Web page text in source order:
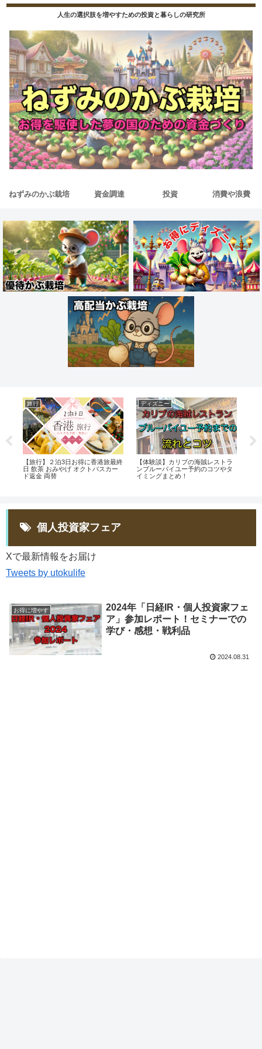
人生の選択肢を増やすための投資と暮らしの研究所
ねずみのかぶ栽培 資金調達 投資 消費や浪費
旅行
【旅行】２泊3日お得に香港旅最終
日 飲茶 おみやげ オクトパスカー
ド返金 両替
ディズニー
【体験談】カリブの海賊レストラ
ンブルーバイユー予約のコツやタ
イミングまとめ！
個人投資家フェア
Xで最新情報をお届け
Tweets by utokulife
お得に増やす
2024年「日経IR・個人投資家フェ
ア」参加レポート！セミナーでの
学び・感想・戦利品
2024.08.31